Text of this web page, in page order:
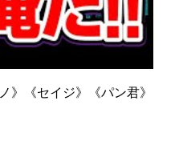
《セイジ》《パン君》